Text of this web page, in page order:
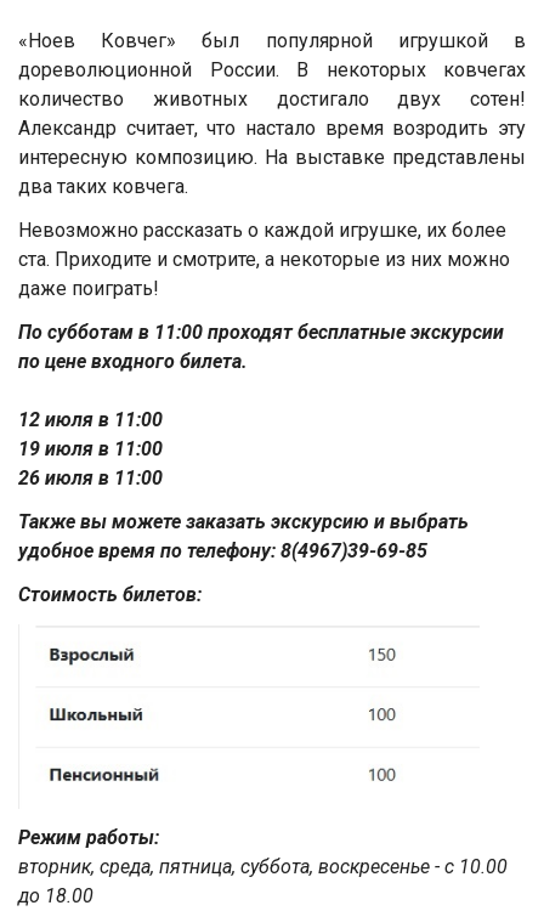
«Ноев Ковчег» был популярной игрушкой в
дореволюционной России. В некоторых ковчегах
количество животных достигало двух сотен!
Александр считает, что настало время возродить эту
интересную композицию. На выставке представлены
два таких ковчега.
Невозможно рассказать о каждой игрушке, их более
ста. Приходите и смотрите, а некоторые из них можно
даже поиграть!
По субботам в 11:00 проходят бесплатные экскурсии
по цене входного билета.
12 июля в 11:00
19 июля в 11:00
26 июля в 11:00
Также вы можете заказать экскурсию и выбрать
удобное время по телефону: 8(4967)39-69-85
Стоимость билетов:
Режим работы:
вторник, среда, пятница, суббота, воскресенье - с 10.00
до 18.00